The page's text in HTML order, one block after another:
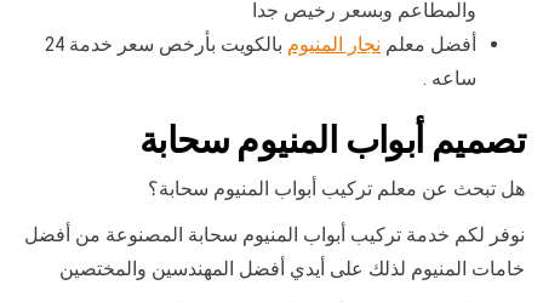
والمطاعم وبسعر رخيص جدا
أفضل معلم نجار المنيوم
بالكويت بأرخص سعر خدمة 24
ساعه .
تصميم أبواب المنيوم سحابة
هل تبحث عن معلم تركيب أبواب المنيوم سحابة؟
نوفر لكم خدمة تركيب أبواب المنيوم سحابة المصنوعة من أفضل
خامات المنيوم لذلك على أيدي أفضل المهندسين والمختصين